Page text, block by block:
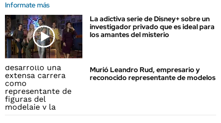
Informate más
La adictiva serie de Disney+ sobre un
investigador privado que es ideal para
los amantes del misterio
Murió Leandro Rud, empresario y
reconocido representante de modelos